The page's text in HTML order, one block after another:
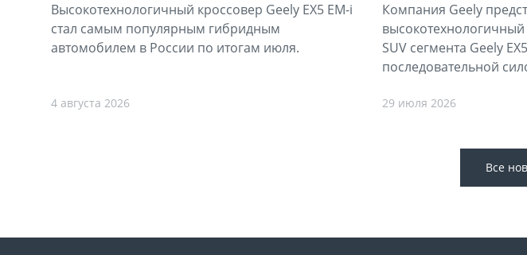
Высокотехнологичный кроссовер Geely EX5 EM-i
стал самым популярным гибридным
автомобилем в России по итогам июля.
4 августа 2026
Компания Geely
SUV сегмента Geely
последовательной
29 июля 2026
Все